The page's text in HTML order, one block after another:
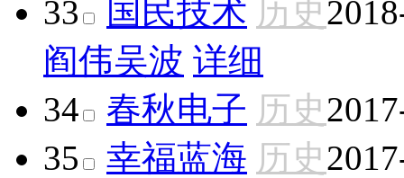
33
国民技术 历史
阎伟吴波 详细
34
春秋电子 历史
35
幸福蓝海 历史